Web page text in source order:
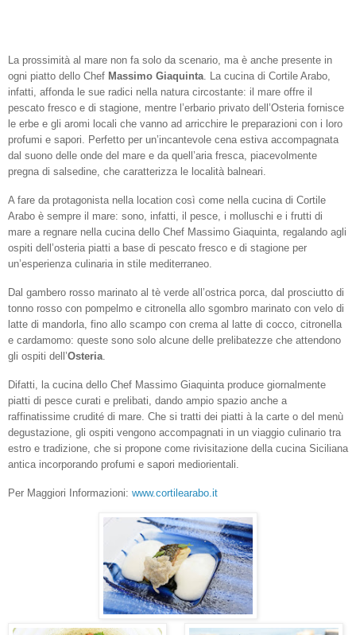
La prossimità al mare non fa solo da scenario, ma è anche presente in
ogni piatto dello Chef Massimo Giaquinta. La cucina di Cortile Arabo,
infatti, affonda le sue radici nella natura circostante: il mare offre il
pescato fresco e di stagione, mentre l’erbario privato dell’Osteria fornisce
le erbe e gli aromi locali che vanno ad arricchire le preparazioni con i loro
profumi e sapori. Perfetto per un’incantevole cena estiva accompagnata
dal suono delle onde del mare e da quell’aria fresca, piacevolmente
pregna di salsedine, che caratterizza le località balneari.
A fare da protagonista nella location così come nella cucina di Cortile
Arabo è sempre il mare: sono, infatti, il pesce, i molluschi e i frutti di
mare a regnare nella cucina dello Chef Massimo Giaquinta, regalando agli
ospiti dell’osteria piatti a base di pescato fresco e di stagione per
un’esperienza culinaria in stile mediterraneo.
Dal gambero rosso marinato al tè verde all’ostrica porca, dal prosciutto di
tonno rosso con pompelmo e citronella allo sgombro marinato con velo di
latte di mandorla, fino allo scampo con crema al latte di cocco, citronella
e cardamomo: queste sono solo alcune delle prelibatezze che attendono
gli ospiti dell’Osteria
Difatti, la cucina dello Chef Massimo Giaquinta produce giornalmente
piatti di pesce curati e prelibati, dando ampio spazio anche a
raffinatissime crudité di mare. Che si tratti dei piatti à la carte o del menù
degustazione, gli ospiti vengono accompagnati in un viaggio culinario tra
estro e tradizione, che si propone come rivisitazione della cucina Siciliana
antica incorporando profumi e sapori mediorientali.
Per Maggiori Informazioni: www.cortilearabo.it